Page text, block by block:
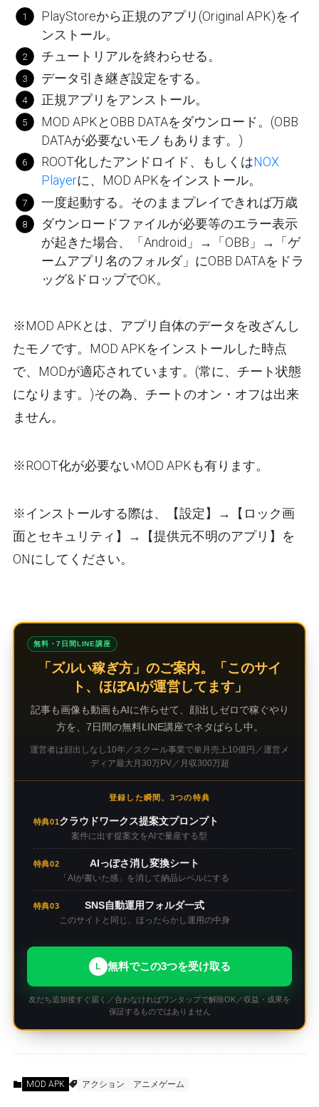
PlayStoreから正規のアプリ(Original APK)をイ
ンストール。
チュートリアルを終わらせる。
データ引き継ぎ設定をする。
正規アプリをアンストール。
MOD APKとOBB DATAをダウンロード。(OBB
DATAが必要ないモノもあります。)
ROOT化したアンドロイド、もしくはNOX
Playerに、MOD APKをインストール。
一度起動する。そのままプレイできれば万歳
ダウンロードファイルが必要等のエラー表示
が起きた場合、「Android」→「OBB」→「ゲ
ームアプリ名のフォルダ」にOBB DATAをドラ
ッグ&ドロップでOK。
※MOD APKとは、アプリ自体のデータを改ざんし
たモノです。MOD APKをインストールした時点
で、MODが適応されています。(常に、チート状態
になります。)その為、チートのオン・オフは出来
ません。
※ROOT化が必要ないMOD APKも有ります。
※インストールする際は、【設定】→【ロック画
面とセキュリティ】→【提供元不明のアプリ】を
ONにしてください。
無料・7日間LINE講座
「ズルい稼ぎ方」のご案内。「このサイ
ト、ほぼAIが運営してます」
記事も画像も動画もAIに作らせて、顔出しゼロで稼ぐやり
方を、7日間の無料LINE講座でネタばらし中。
運営者は顔出しなし10年／スクール事業で単月売上10億円／運営メ
ディア最大月30万PV／月収300万超
登録した瞬間、3つの特典
特典01クラウドワークス提案文プロンプト
案件に出す提案文をAIで量産する型
特典02 AIっぽさ消し変換シート
「AIが書いた感」を消して納品レベルにする
特典03 SNS自動運用フォルダ一式
このサイトと同じ、ほったらかし運用の中身
L 無料でこの3つを受け取る
友だち追加後すぐ届く／合わなければワンタップで解除OK／収益・成果を
保証するものではありません
MOD APK アクション アニメゲーム